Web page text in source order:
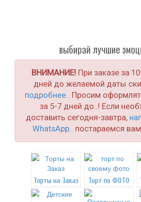
выбирай лучшие
ВНИМАНИЕ!При заказе за
дней до желаемой даты
подробнее.. Просим
за 5-7 дней до..! Если
доставить сегодня-завтра,
WhatsApp.. постараемся
Торты на Заказ Торт по ФОТО